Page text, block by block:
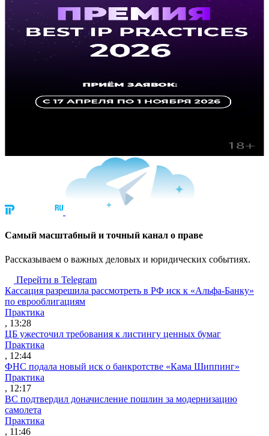
Cамый масштабный и точный канал о праве
Рассказываем о важных деловых и юридических событиях.
Перейти в Telegram
Кассация разрешила рассмотреть в РФ иск к «Альфа-Банку»
по еврооблигациям
Практика
, 13:28
ЦБ ужесточил требования к листингу ценных бумаг
Практика
, 12:44
ФНС подала новый иск о банкротстве «Кама Шиппинг»
Практика
, 12:17
ВС подтвердил доначисление пошлин за модернизацию
самолета
Практика
, 11:46